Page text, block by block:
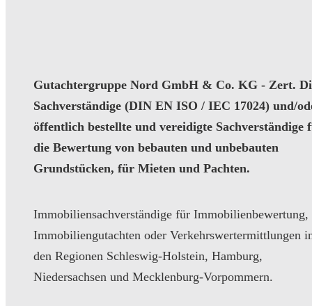
Gutachtergruppe Nord GmbH & Co. KG - Zert.
Sachverständige (DIN EN ISO / IEC 17024) und/
öffentlich bestellte und vereidigte Sachverständige
die Bewertung von bebauten und unbebauten
Grundstücken, für Mieten und Pachten.
Immobiliensachverständige für Immobilienbewertung,
Immobiliengutachten oder Verkehrswertermittlungen
den Regionen Schleswig-Holstein, Hamburg,
Niedersachsen und Mecklenburg-Vorpommern.